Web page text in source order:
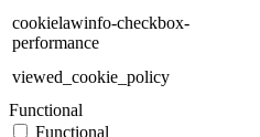
cookielawinfo-checkbox-
performance
viewed_cookie_policy
Functional
Functional